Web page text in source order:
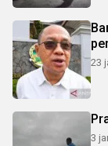
23
3